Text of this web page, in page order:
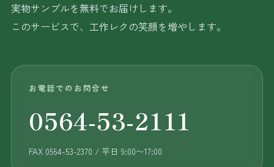
実物サンプルを無料でお届けします。
このサービスで、工作レクの笑顔を増やします。
お電話でのお問合せ
0564-53-2111
FAX 0564-53-2370 / 平日 9:00〜17:00